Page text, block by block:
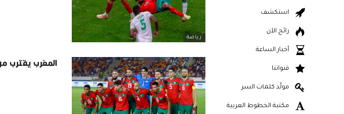
رياضة
المغرب يقترب من الـ10 الأوائل في
استكشف
رائج الآن
أخبار الساعة
قنواتنا
مولّد كلمات السر
مكتبة الخطوط العربية